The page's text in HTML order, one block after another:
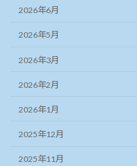
2026年6月
2026年5月
2026年3月
2026年2月
2026年1月
2025年12月
2025年11月